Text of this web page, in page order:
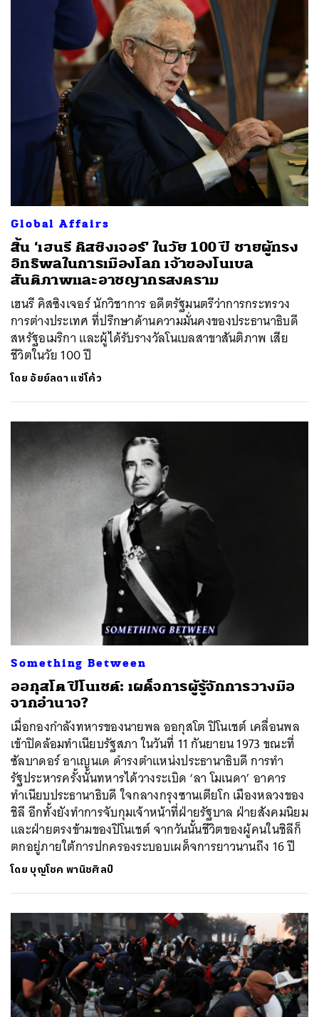
Global Affairs
สิ้น ‘เฮนรี คิสซิงเจอร์’ ในวัย 100 ปี ชายผู้ทรง
อิทธิพลในการเมืองโลก เจ้าของโนเบล
สันติภาพและอาชญากรสงคราม
เฮนรี คิสซิงเจอร์ นักวิชาการ อดีตรัฐมนตรีว่าการกระทรวง
การต่างประเทศ ที่ปรึกษาด้านความมั่นคงของประธานาธิบดี
สหรัฐอเมริกา และผู้ได้รับรางวัลโนเบลสาขาสันติภาพ เสีย
ชีวิตในวัย 100 ปี
โดย อัยย์ลดา แซ่โค้ว
Something Between
ออกุสโต ปิโนเชต์: เผด็จการผู้รู้จักการวางมือ
จากอำนาจ?
เมื่อกองกำลังทหารของนายพล ออกุสโต ปิโนเชต์ เคลื่อนพล
เข้าปิดล้อมทำเนียบรัฐสภา ในวันที่ 11 กันยายน 1973 ขณะที่
ซัลบาดอร์ อาเญนเด ดำรงตำแหน่งประธานาธิบดี การทำ
รัฐประหารครั้งนั้นทหารได้วางระเบิด ‘ลา โมเนดา’ อาคาร
ทำเนียบประธานาธิบดี ใจกลางกรุงซานเตียโก เมืองหลวงของ
ชิลี อีกทั้งยังทำการจับกุมเจ้าหน้าที่ฝ่ายรัฐบาล ฝ่ายสังคมนิยม
และฝ่ายตรงข้ามของปิโนเชต์ จากวันนั้นชีวิตของผู้คนในชิลีก็
ตกอยู่ภายใต้การปกครองระบอบเผด็จการยาวนานถึง 16 ปี
โดย บุญโชค พานิชศิลป์